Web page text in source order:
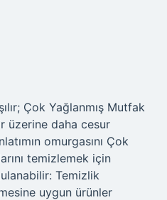
Çok Yağlanmış Mutfak
üzerine daha cesur
omurgasını Çok
temizlemek için
Temizlik
uygun ürünler